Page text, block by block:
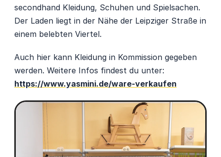
secondhand Kleidung, Schuhen und Spielsachen.
Der Laden liegt in der Nähe der Leipziger Straße in
einem belebten Viertel.
Auch hier kann Kleidung in Kommission gegeben
https://www.yasmini.de/ware-verkaufen